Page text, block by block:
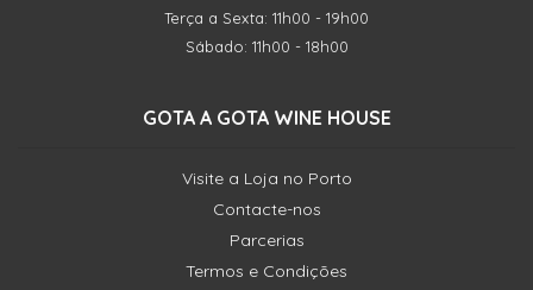
Terça a Sexta: 11h00 - 19h00
Sábado: 11h00 - 18h00
GOTA A GOTA WINE HOUSE
Visite a Loja no Porto
Contacte-nos
Parcerias
Termos e Condições